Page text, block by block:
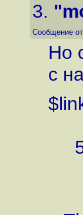
3.
Сообщение от
Но
с